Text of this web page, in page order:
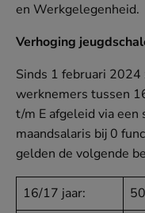
en Werkgelegenheid.
Verhoging
Sinds 1 februari 2024
werknemers tussen
t/m E afgeleid via
maandsalaris bij 0
gelden de volgende
16/17 jaar: